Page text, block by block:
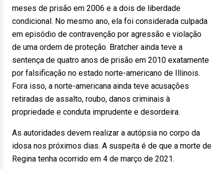
meses de prisão em 2006 e a dois de liberdade
condicional. No mesmo ano, ela foi considerada culpada
em episódio de contravenção por agressão e violação
de uma ordem de proteção. Bratcher ainda teve a
sentença de quatro anos de prisão em 2010 exatamente
por falsificação no estado norte-americano de Illinois.
Fora isso, a norte-americana ainda teve acusações
retiradas de assalto, roubo, danos criminais à
propriedade e conduta imprudente e desordeira.
As autoridades devem realizar a autópsia no corpo da
idosa nos próximos dias. A suspeita é de que a morte de
Regina tenha ocorrido em 4 de março de 2021.